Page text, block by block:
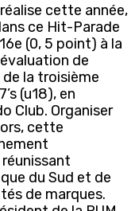
cette année,
ce Hit-Parade
(0, 5 point) à la
de
la troisième
(u18), en
Club. Organiser
cette
du Sud et de
de marques.